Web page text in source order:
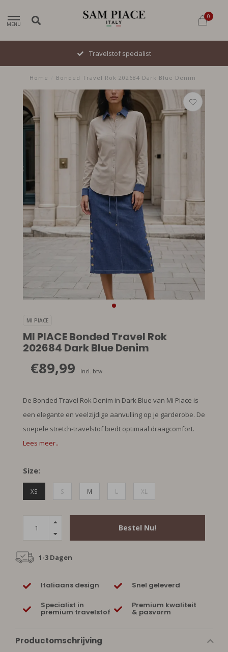
MENU
0
Travelstof specialist
Home Bonded Travel Rok 202684 Dark Blue Denim
MI PIACE
MI PIACE Bonded Travel Rok
202684 Dark Blue Denim
€89,99 Incl. btw
De Bonded Travel Rok Denim in Dark Blue van Mi Piace is
een elegante en veelzijdige aanvulling op je garderobe. De
soepele stretch-travelstof biedt optimaal draagcomfort.
Lees meer..
Size:
XS S M L XL
Bestel Nu!
1-3 Dagen
Italiaans design Snel geleverd
Specialist in
premium travelstof
Premium kwaliteit
& pasvorm
Productomschrijving